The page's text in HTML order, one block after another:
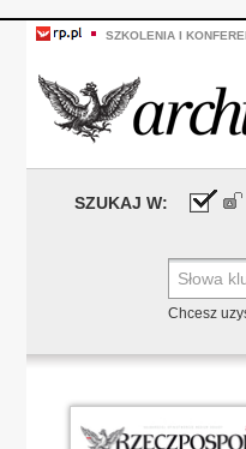
SZKOLENIA I
SZUKAJ W:
Chcesz